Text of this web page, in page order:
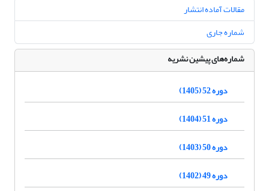
مقالات آماده انتشار
شماره جاری
شماره‌های پیشین نشریه
دوره 52 (1405)
دوره 51 (1404)
دوره 50 (1403)
دوره 49 (1402)